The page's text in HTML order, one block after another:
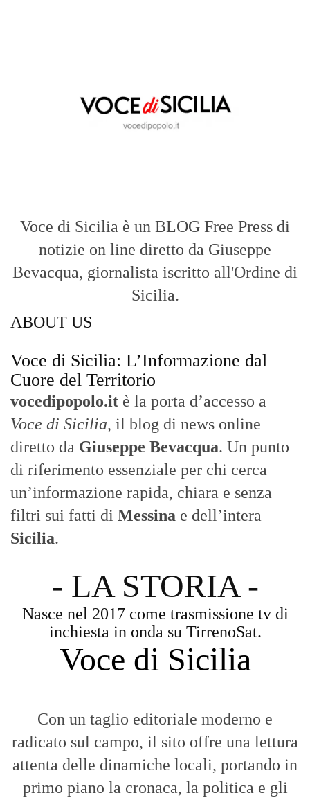
Voce di Sicilia è un BLOG Free Press di
notizie on line diretto da Giuseppe
Bevacqua, giornalista iscritto all'Ordine di
Sicilia.
ABOUT US
Voce di Sicilia: L’Informazione dal
Cuore del Territorio
vocedipopolo.it è la porta d’accesso a
Voce di Sicilia, il blog di news online
diretto da Giuseppe Bevacqua. Un punto
di riferimento essenziale per chi cerca
un’informazione rapida, chiara e senza
filtri sui fatti di Messina e dell’intera
Sicilia.
- LA STORIA -
Nasce nel 2017 come trasmissione tv di
inchiesta in onda su TirrenoSat.
Voce di Sicilia
Con un taglio editoriale moderno e
radicato sul campo, il sito offre una lettura
attenta delle dinamiche locali, portando in
primo piano la cronaca, la politica e gli